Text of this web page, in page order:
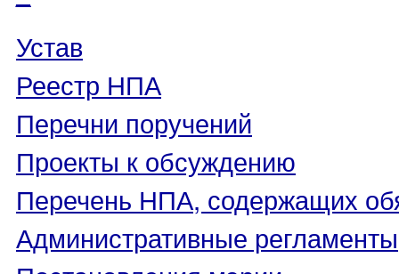
Устав
Реестр НПА
Перечни поручений
Проекты к обсуждению
Перечень НПА, содержащих
Административные регламенты